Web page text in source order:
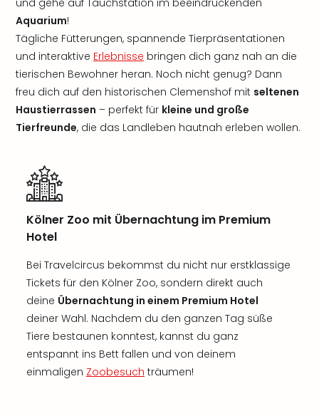
und gehe auf Tauchstation im beeindruckenden
Aquarium!
Tägliche Fütterungen, spannende Tierpräsentationen
und interaktive Erlebnisse bringen dich ganz nah an die
tierischen Bewohner heran. Noch nicht genug? Dann
freu dich auf den historischen Clemenshof mit seltenen
Haustierrassen – perfekt für kleine und große
Tierfreunde, die das Landleben hautnah erleben wollen.
Kölner Zoo mit Übernachtung im Premium
Hotel
Bei Travelcircus bekommst du nicht nur erstklassige
Tickets für den Kölner Zoo, sondern direkt auch
deine Übernachtung in einem Premium Hotel
deiner Wahl. Nachdem du den ganzen Tag süße
Tiere bestaunen konntest, kannst du ganz
entspannt ins Bett fallen und von deinem
einmaligen Zoobesuch träumen!